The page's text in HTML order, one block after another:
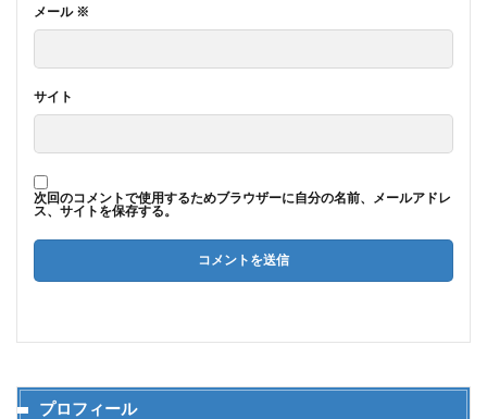
メール ※
サイト
次回のコメントで使用するためブラウザーに自分の名前、メールアドレ
ス、サイトを保存する。
プロフィール